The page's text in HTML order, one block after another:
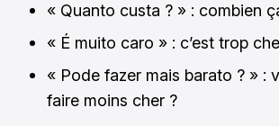
« Quanto custa ? » : combien
« É muito caro » : c’est trop
« Pode fazer mais barato ? » :
faire moins cher ?